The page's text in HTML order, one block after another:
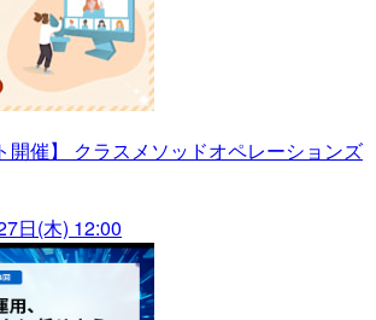
開催】 クラスメソッドオペレーションズ
日(木) 12:00